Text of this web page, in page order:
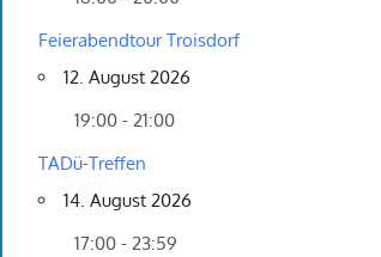
Feierabendtour Troisdorf
12. August 2026
19:00 - 21:00
TADü-Treffen
14. August 2026
17:00 - 23:59